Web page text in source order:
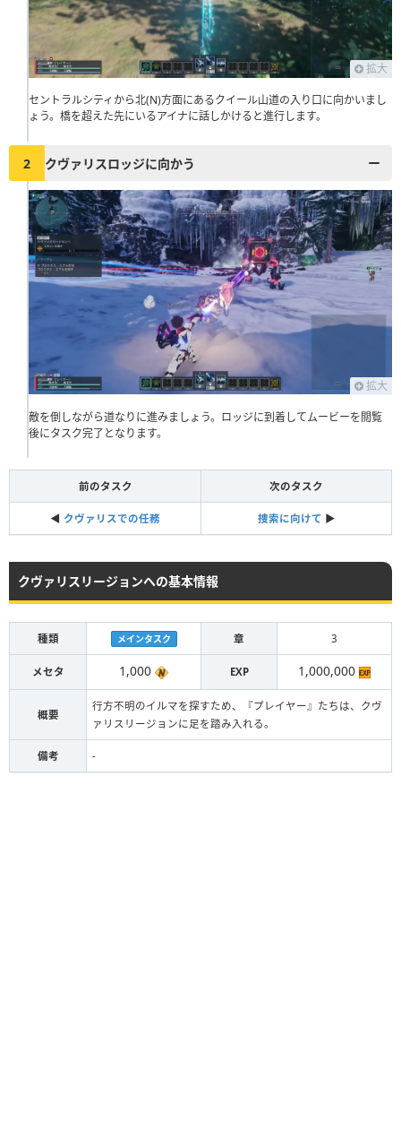
拡大
セントラルシティから北(N)方面にあるクイール山道の入り口に向かいまし
ょう。橋を超えた先にいるアイナに話しかけると進行します。
2 クヴァリスロッジに向かう
拡大
敵を倒しながら道なりに進みましょう。ロッジに到着してムービーを閲覧
後にタスク完了となります。
前のタスク 次のタスク
◀︎ クヴァリスでの任務 捜索に向けて ▶︎
クヴァリスリージョンへの基本情報
種類 メインタスク 章 3
メセタ 1,000 EXP 1,000,000
概要
行方不明のイルマを探すため、『プレイヤー』たちは、クヴ
ァリスリージョンに足を踏み入れる。
備考 -